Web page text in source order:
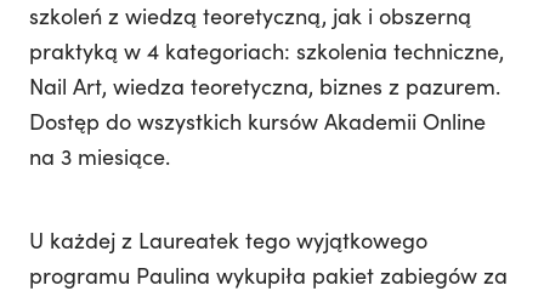
szkoleń z wiedzą teoretyczną, jak i obszerną
praktyką w 4 kategoriach: szkolenia techniczne,
Nail Art, wiedza teoretyczna, biznes z pazurem.
Dostęp do wszystkich kursów Akademii Online
na 3 miesiące.
U każdej z Laureatek tego wyjątkowego
programu Paulina wykupiła pakiet zabiegów za